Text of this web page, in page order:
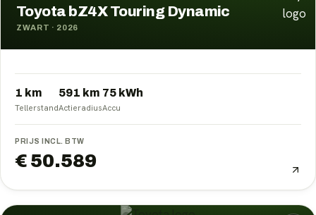
Toyota bZ4X Touring Dynamic
ZWART · 2026
1 km
Tellerstand
591 km
Actieradius
75 kWh
Accu
PRIJS INCL. BTW
€ 50.589